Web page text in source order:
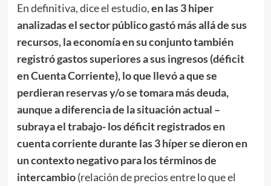
En definitiva, dice el estudio,en las 3 hiper
analizadas el sector público gastó más allá de sus
recursos, la economía en su conjunto también
registró gastos superiores a sus ingresos (déficit
en Cuenta Corriente), lo que llevó a que se
perdieran reservas y/o se tomara más deuda,
aunque a diferencia de la situación actual –
subraya el trabajo- los déficit registrados en
cuenta corriente durante las 3 híper se dieron en
un contexto negativo para los términos de
intercambio(relación de precios entre lo que el